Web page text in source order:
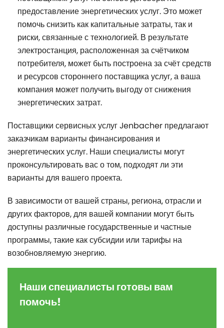
предоставление энергетических услуг. Это может
помочь снизить как капитальные затраты, так и
риски, связанные с технологией. В результате
электростанция, расположенная за счётчиком
потребителя, может быть построена за счёт средств
и ресурсов стороннего поставщика услуг, а ваша
компания может получить выгоду от снижения
энергетических затрат.
Поставщики сервисных услуг Jenbacher предлагают
заказчикам варианты финансирования и
энергетических услуг. Наши специалисты могут
проконсультировать вас о том, подходят ли эти
варианты для вашего проекта.
В зависимости от вашей страны, региона, отрасли и
других факторов, для вашей компании могут быть
доступны различные государственные и частные
программы, такие как субсидии или тарифы на
возобновляемую энергию.
Наши специалисты готовы вам
помочь!